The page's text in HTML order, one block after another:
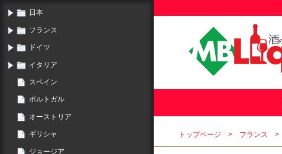
日本
フランス
ドイツ
イタリア
スペイン
ポルトガル
オーストリア
ギリシャ
ジョージア
トップページ フランス